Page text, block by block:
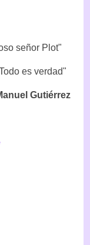
señor Plot"
es verdad"
Gutiérrez